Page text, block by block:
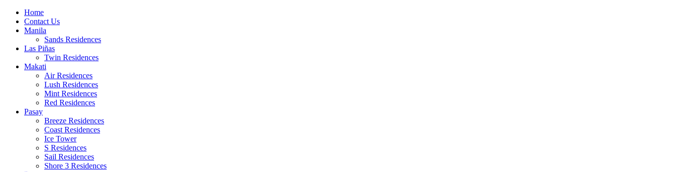
Home
Contact Us
Manila
Sands Residences
Las Piñas
Twin Residences
Makati
Air Residences
Lush Residences
Mint Residences
Red Residences
Pasay
Breeze Residences
Coast Residences
Ice Tower
S Residences
Sail Residences
Shore 3 Residences